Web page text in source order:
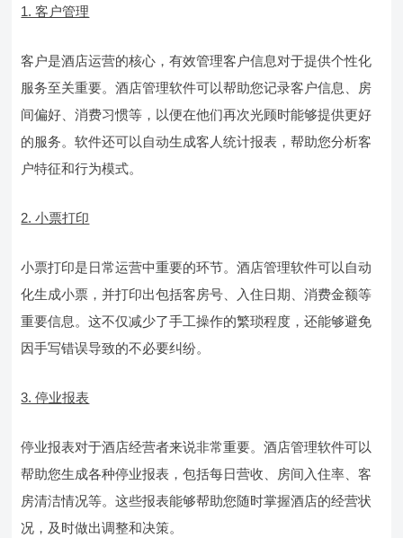
1. 客户管理
客户是酒店运营的核心，有效管理客户信息对于提供个性化
服务至关重要。酒店管理软件可以帮助您记录客户信息、房
间偏好、消费习惯等，以便在他们再次光顾时能够提供更好
的服务。软件还可以自动生成客人统计报表，帮助您分析客
户特征和行为模式。
2. 小票打印
小票打印是日常运营中重要的环节。酒店管理软件可以自动
化生成小票，并打印出包括客房号、入住日期、消费金额等
重要信息。这不仅减少了手工操作的繁琐程度，还能够避免
因手写错误导致的不必要纠纷。
3. 停业报表
停业报表对于酒店经营者来说非常重要。酒店管理软件可以
帮助您生成各种停业报表，包括每日营收、房间入住率、客
房清洁情况等。这些报表能够帮助您随时掌握酒店的经营状
况，及时做出调整和决策。